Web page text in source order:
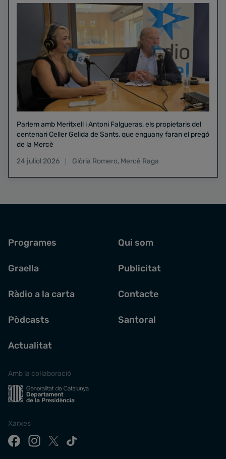
Parlem amb Meritxell i Antoni Falgueras, els propietaris del
centenari Celler Gelida de Sants, que enguany faran el pregó
de la Mercè
24 juliol 2026
Glòria Romero, Mercè Raga
Programes
Graella
Ràdio a la carta
Pòdcasts
Actualitat
Qui som
Publicitat
Contacte
Santoral
Amb la col·laboració
Xarxes